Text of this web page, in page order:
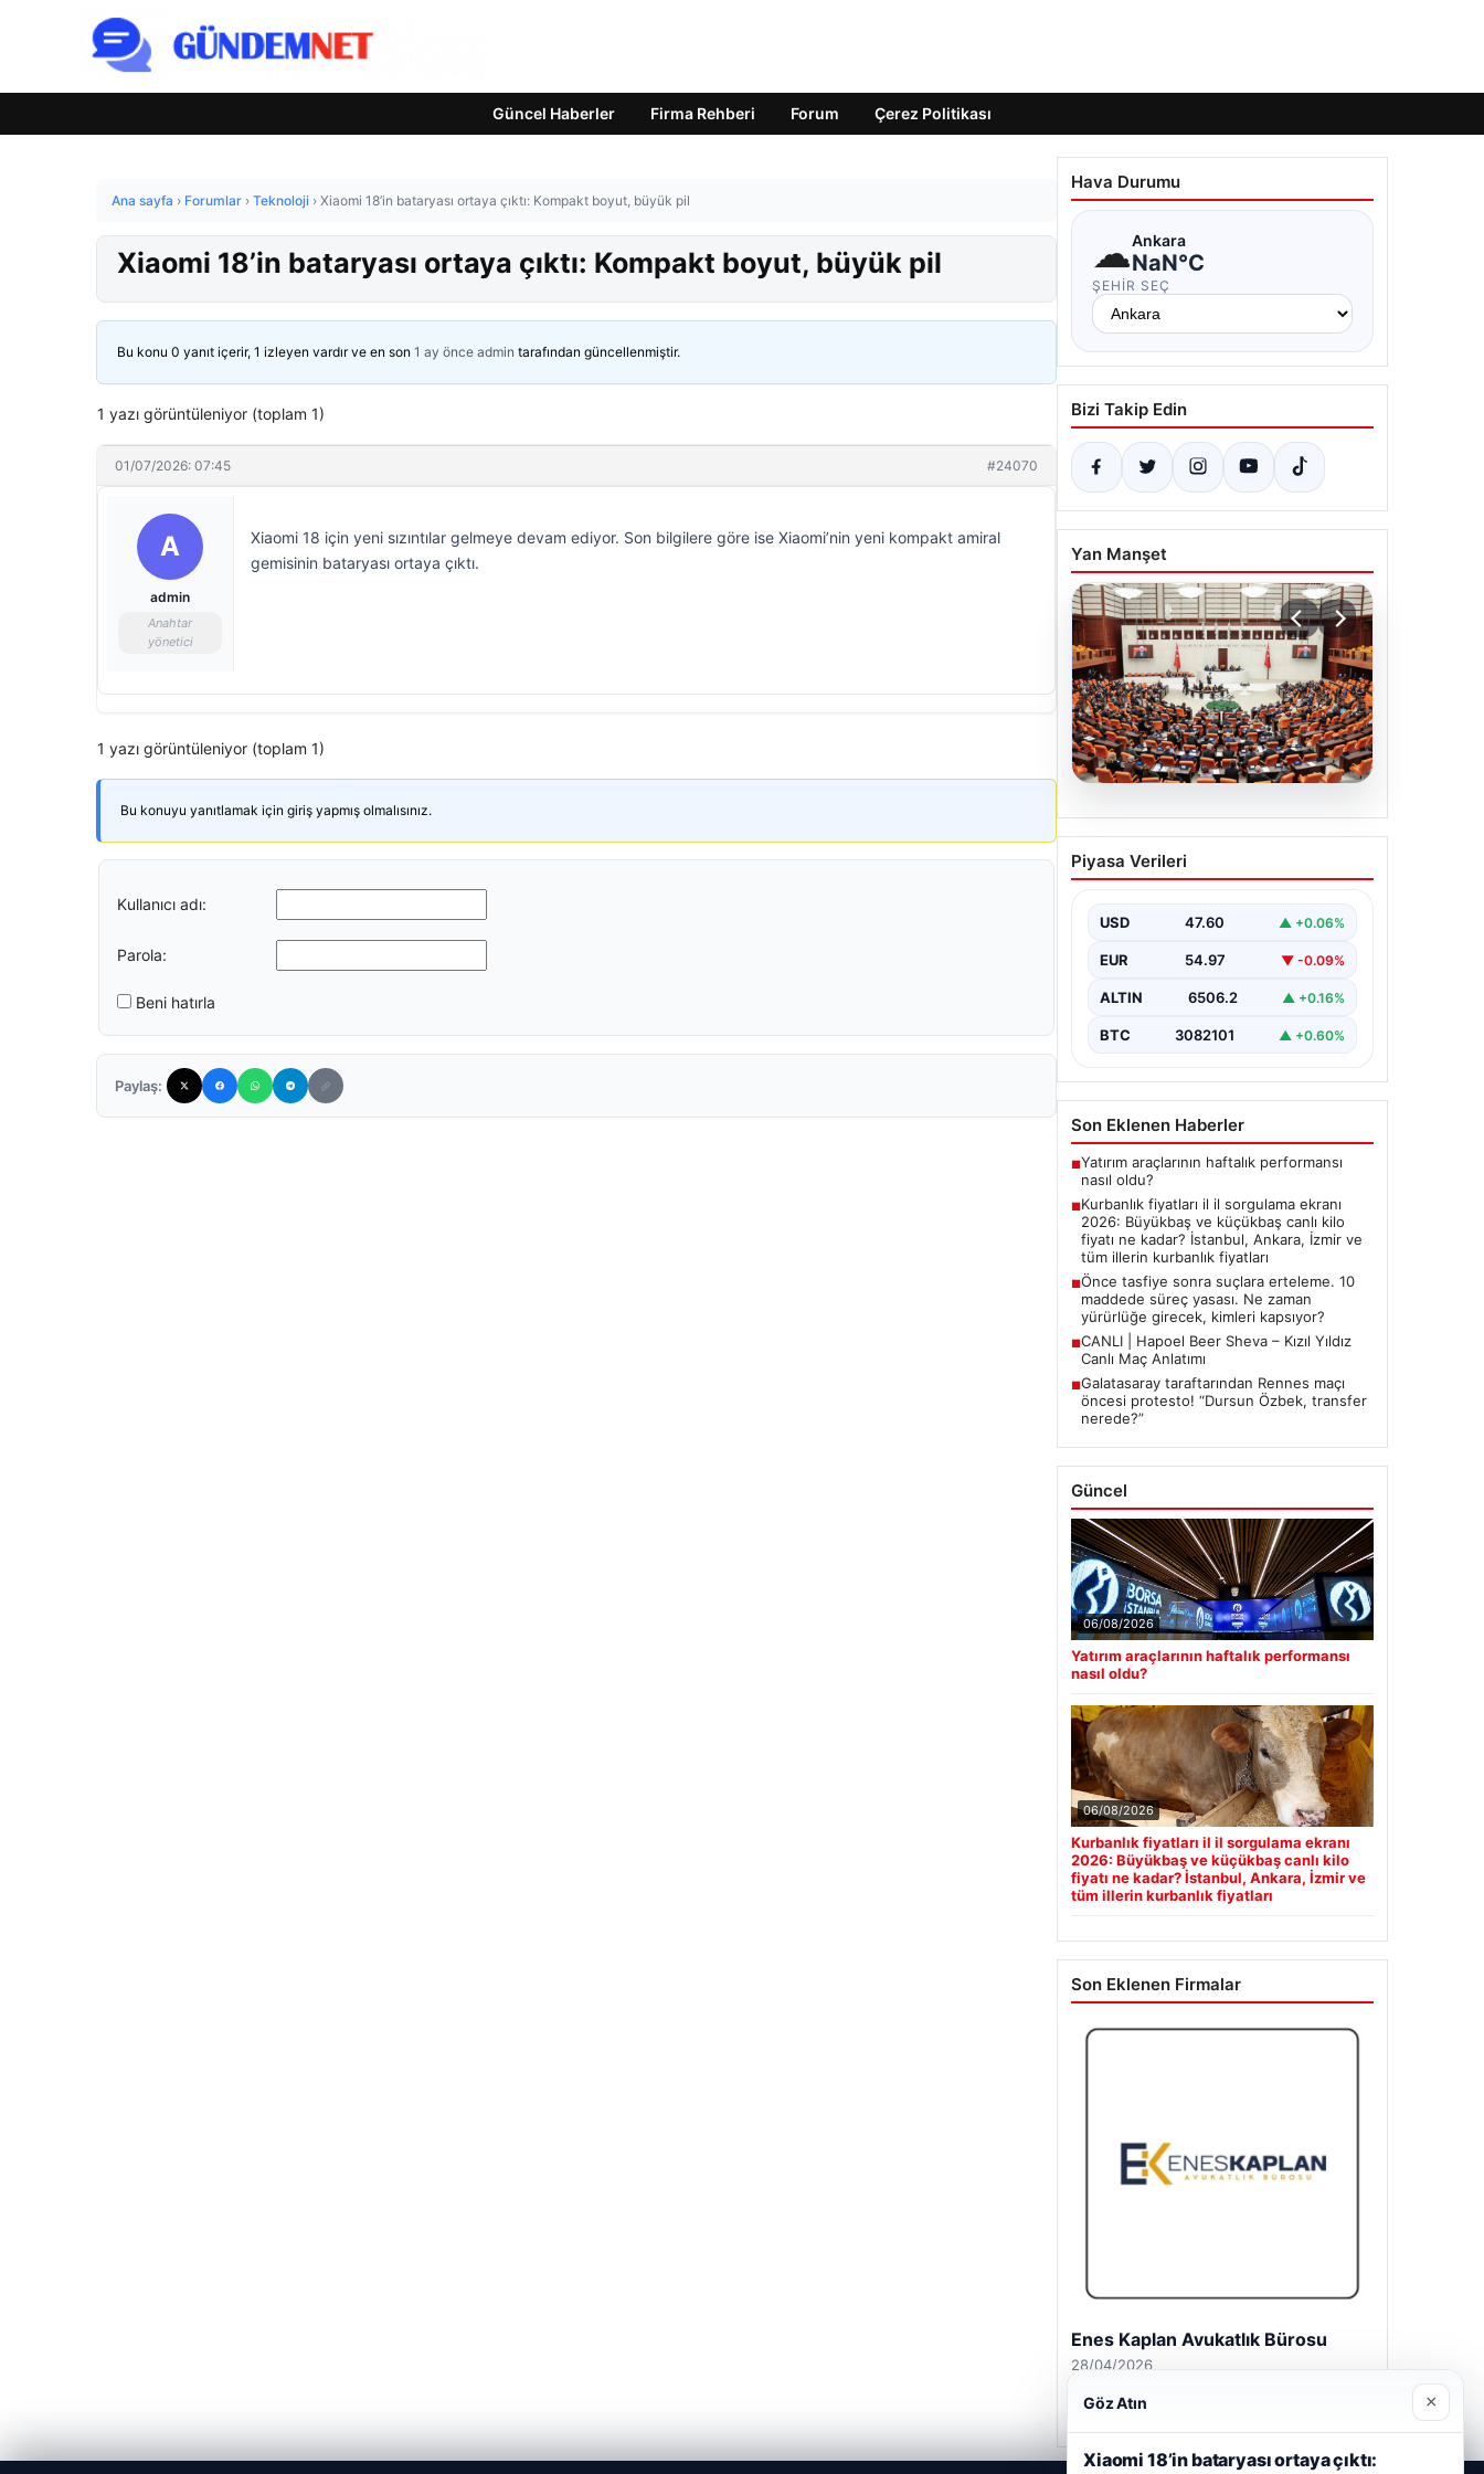
Güncel Haberler Firma Rehberi Forum Çerez Politikası
Ana sayfa › Forumlar › Teknoloji › Xiaomi 18’in bataryası ortaya çıktı: Kompakt boyut, büyük pil
Xiaomi 18’in bataryası ortaya çıktı: Kompakt boyut, büyük pil
Bu konu 0 yanıt içerir, 1 izleyen vardır ve en son 1 ay önce admin tarafından güncellenmiştir.
1 yazı görüntüleniyor (toplam 1)
01/07/2026: 07:45 #24070
A
admin
Anahtar
yönetici
Xiaomi 18 için yeni sızıntılar gelmeye devam ediyor. Son bilgilere göre ise Xiaomi’nin yeni kompakt amiral
gemisinin bataryası ortaya çıktı.
1 yazı görüntüleniyor (toplam 1)
Bu konuyu yanıtlamak için giriş yapmış olmalısınız.
Kullanıcı adı:
Parola:
Beni hatırla
Paylaş:
Hava Durumu
☁Ankara
NaN°C
ŞEHIR SEÇ
Bizi Takip Edin
Yan Manşet
05.08.2026
Önce tasfiye sonra
suçlara erteleme. 10
zaman yürürlüğe girecek,
kimleri kapsıyor?
Piyasa Verileri
USD 47.60 ▲ +0.06%
EUR 54.97 ▼ -0.09%
ALTIN 6506.2 ▲ +0.16%
BTC 3082101 ▲ +0.60%
Son Eklenen Haberler
■Yatırım araçlarının haftalık performansı
nasıl oldu?
■Kurbanlık fiyatları il il sorgulama ekranı
2026: Büyükbaş ve küçükbaş canlı kilo
fiyatı ne kadar? İstanbul, Ankara, İzmir ve
tüm illerin kurbanlık fiyatları
■Önce tasfiye sonra suçlara erteleme. 10
maddede süreç yasası. Ne zaman
yürürlüğe girecek, kimleri kapsıyor?
■CANLI | Hapoel Beer Sheva – Kızıl Yıldız
Canlı Maç Anlatımı
■Galatasaray taraftarından Rennes maçı
öncesi protesto! “Dursun Özbek, transfer
nerede?”
Güncel
06/08/2026
Yatırım araçlarının haftalık performansı
nasıl oldu?
06/08/2026
Kurbanlık fiyatları il il sorgulama ekranı
2026: Büyükbaş ve küçükbaş canlı kilo
fiyatı ne kadar? İstanbul, Ankara, İzmir ve
tüm illerin kurbanlık fiyatları
Son Eklenen Firmalar
Enes Kaplan Avukatlık Bürosu
28/04/2026
Göz Atın ×
Xiaomi 18’in bataryası ortaya çıktı: